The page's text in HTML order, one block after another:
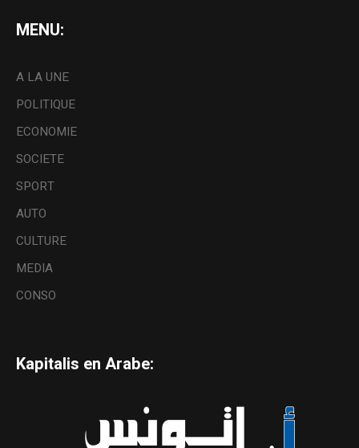
MENU:
A LA UNE
POLITIQUE
ECONOMIE
SOCIETE
SPORT
AUTO
CULTURE
MEDIA
CONSO
Kapitalis en Arabe: